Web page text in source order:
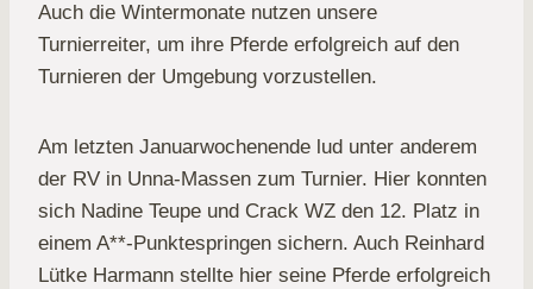
Auch die Wintermonate nutzen unsere
Turnierreiter, um ihre Pferde erfolgreich auf den
Turnieren der Umgebung vorzustellen.
Am letzten Januarwochenende lud unter anderem
der RV in Unna-Massen zum Turnier. Hier konnten
sich Nadine Teupe und Crack WZ den 12. Platz in
einem A**-Punktespringen sichern. Auch Reinhard
Lütke Harmann stellte hier seine Pferde erfolgreich